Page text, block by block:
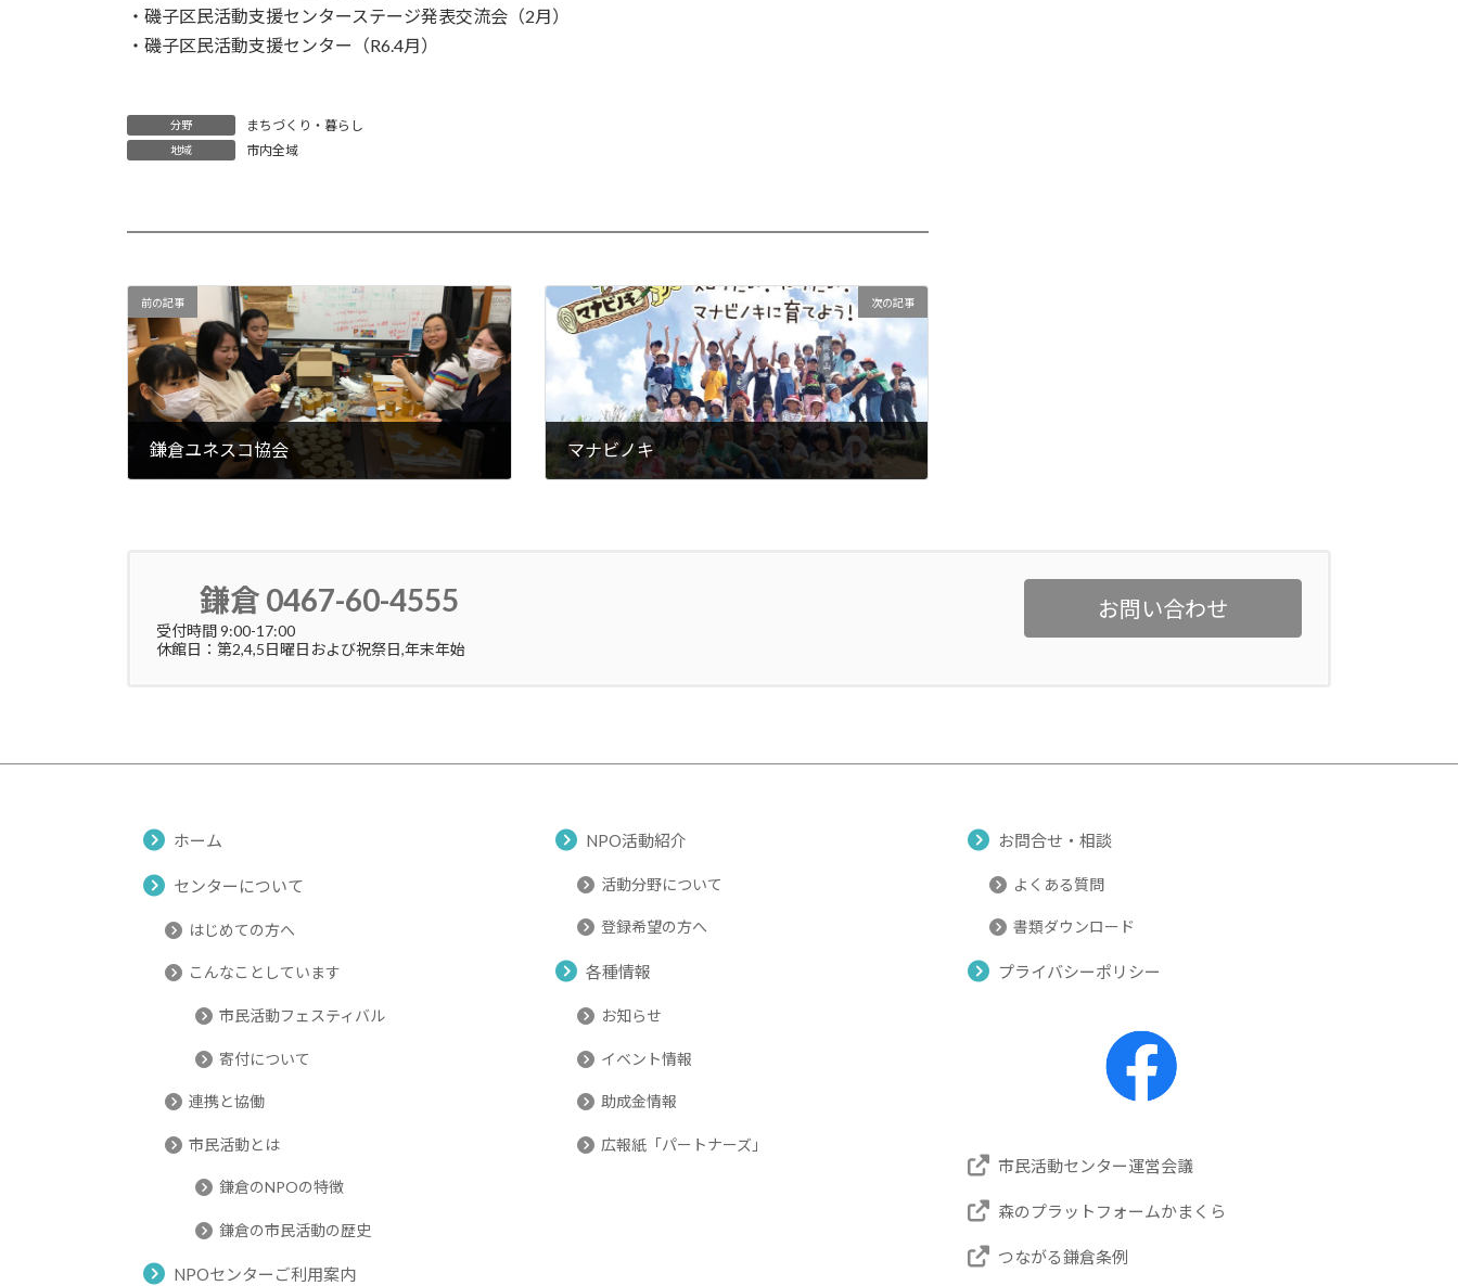
・磯子区民活動支援センターステージ発表交流会（2月）
・磯子区民活動支援センター（R6.4月）
分野 まちづくり・暮らし
地域 市内全域
前の記事
鎌倉ユネスコ協会
次の記事
マナビノキ
鎌倉 0467-60-4555
受付時間 9:00-17:00
休館日：第2,4,5日曜日および祝祭日,年末年始
お問い合わせ
ホーム
センターについて
はじめての方へ
こんなことしています
市民活動フェスティバル
寄付について
連携と協働
市民活動とは
鎌倉のNPOの特徴
鎌倉の市民活動の歴史
NPOセンターご利用案内
NPO活動紹介
活動分野について
登録希望の方へ
各種情報
お知らせ
イベント情報
助成金情報
広報紙「パートナーズ」
お問合せ・相談
よくある質問
書類ダウンロード
プライバシーポリシー
市民活動センター運営会議
森のプラットフォームかまくら
つながる鎌倉条例